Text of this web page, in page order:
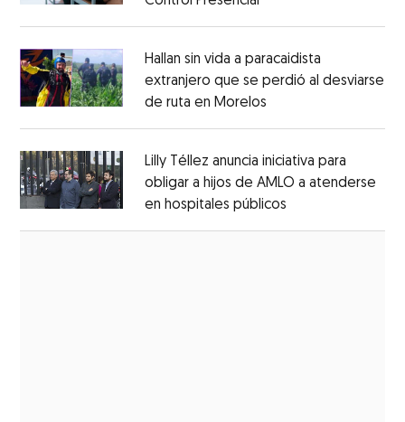
Hallan sin vida a paracaidista
extranjero que se perdió al desviarse
de ruta en Morelos
Lilly Téllez anuncia iniciativa para
obligar a hijos de AMLO a atenderse
en hospitales públicos